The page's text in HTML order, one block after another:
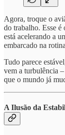
Agora, troque o
do trabalho. Esse é
está acelerando a
embarcado na
Tudo parece
vem a turbulência
que o mundo já
A Ilusão da